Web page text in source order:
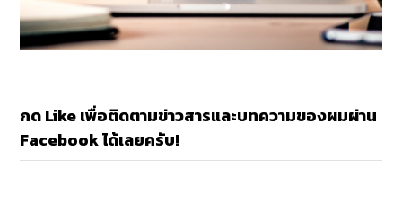
กด Like เพื่อติดตามข่าวสารและบทความของผมผ่าน
Facebook ได้เลยครับ!